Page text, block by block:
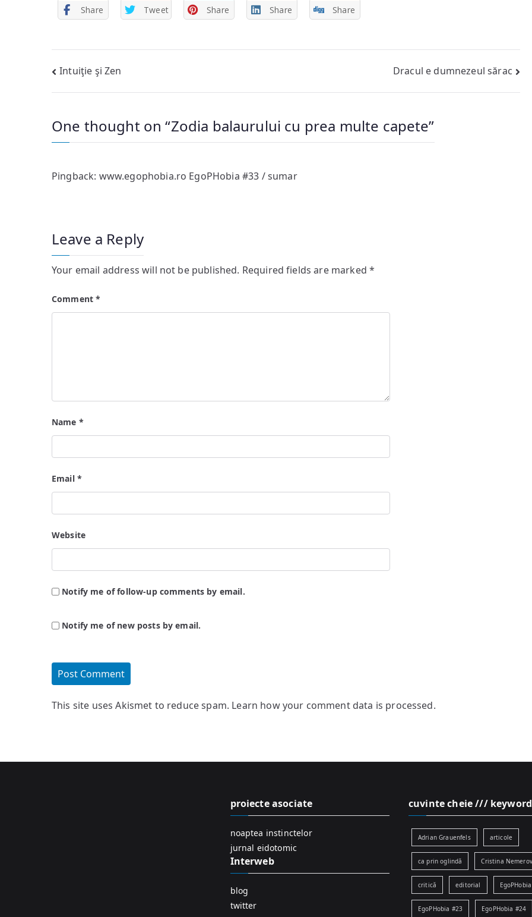
Share Tweet Share Share Share
Post
navigation
Intuiţie şi Zen Dracul e dumnezeul sărac
One thought on “Zodia balaurului cu prea multe capete”
Pingback: www.egophobia.ro EgoPHobia #33 / sumar
Leave a Reply
Your email address will not be published. Required fields are marked*
Comment*
Name *
Email *
Website
Notify me of follow-up comments by email.
Notify me of new posts by email.
This site uses Akismet to reduce spam. Learn how your comment data is processed.
proiecte asociate
noaptea instinctelor
jurnal eidotomic
Interweb
blog
twitter
cuvinte cheie ///
Adrian Grauenfels articole
ca prin oglindă Cristina
critică editorial
EgoPHobia #23 EgoPHobia #24